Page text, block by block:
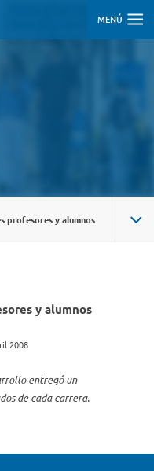
MENÚ
profesores y alumnos
y alumnos
2008
entregó un
de cada carrera.